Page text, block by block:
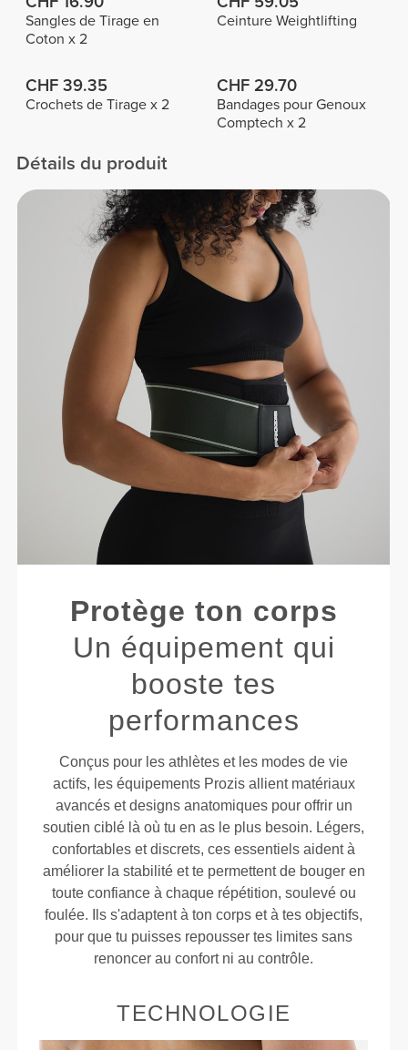
Sangles de Tirage en
Coton x 2
Ceinture Weightlifting
CHF 39.35
Crochets de Tirage x 2
CHF 29.70
Bandages pour Genoux
Comptech x 2
Détails du produit
Protège ton corps
Un équipement qui
booste tes
performances
Conçus pour les athlètes et les modes de vie
actifs, les équipements Prozis allient matériaux
avancés et designs anatomiques pour offrir un
soutien ciblé là où tu en as le plus besoin. Légers,
confortables et discrets, ces essentiels aident à
améliorer la stabilité et te permettent de bouger en
toute confiance à chaque répétition, soulevé ou
foulée. Ils s'adaptent à ton corps et à tes objectifs,
pour que tu puisses repousser tes limites sans
renoncer au confort ni au contrôle.
TECHNOLOGIE